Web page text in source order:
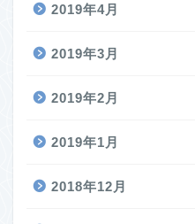
2019年4月
2019年3月
2019年2月
2019年1月
2018年12月